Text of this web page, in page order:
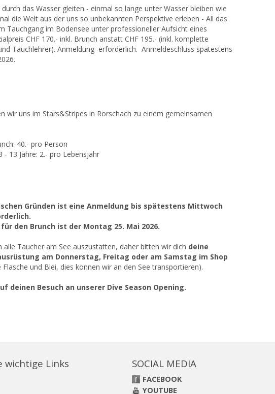
das Wasser gleiten - einmal so lange unter Wasser bleiben wie
die Welt aus der uns so unbekannten Perspektive erleben - All das
Tauchgang im Bodensee unter professioneller Aufsicht eines
CHF 170.- inkl. Brunch anstatt CHF 195.- (inkl. komplette
Tauchlehrer). Anmeldung erforderlich. Anmeldeschluss spätestens
wir uns im Stars&Stripes in Rorschach zu einem gemeinsamen
40.- pro Person
- 13 Jahre: 2.- pro Lebensjahr
Gründen ist eine Anmeldung bis spätestens Mittwoch
den Brunch ist der Montag 25. Mai 2026.
alle Taucher am See auszustatten, daher bitten wir dich deine
am Donnerstag, Freitag oder am Samstag im Shop
Flasche und Blei, dies können wir an den See transportieren).
deinen Besuch an unserer Dive Season Opening.
wichtige Links SOCIAL MEDIA
FACEBOOK
YOUTUBE